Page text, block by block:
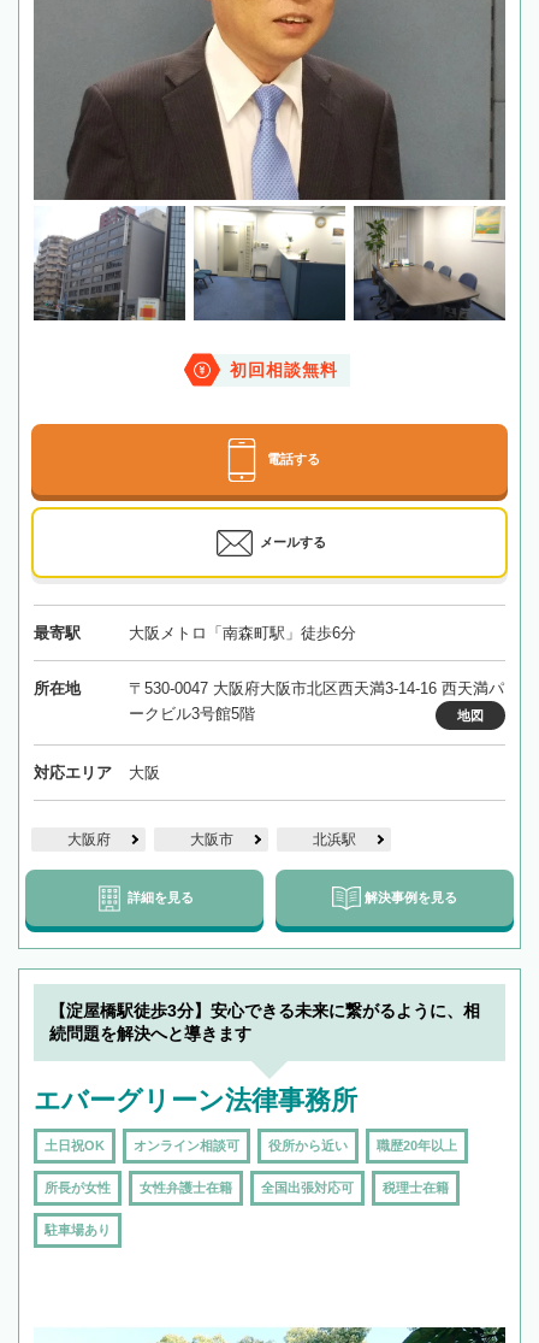
初回相談無料
電話する
メールする
最寄駅 大阪メトロ「南森町駅」徒歩6分
所在地
〒530-0047 大阪府大阪市北区西天満3-14-16 西天満パ
ークビル3号館5階
地図
対応エリア 大阪
大阪府 大阪市 北浜駅
詳細を見る 解決事例を見る
【淀屋橋駅徒歩3分】安心できる未来に繋がるように、相
続問題を解決へと導きます
エバーグリーン法律事務所
土日祝OK オンライン相談可 役所から近い 職歴20年以上
所長が女性 女性弁護士在籍 全国出張対応可 税理士在籍
駐車場あり